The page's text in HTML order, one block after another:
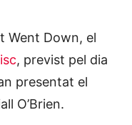
Went Down, el
, previst pel dia
presentat el
O’Brien.